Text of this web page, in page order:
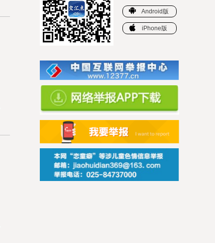
Android版
iPhone版